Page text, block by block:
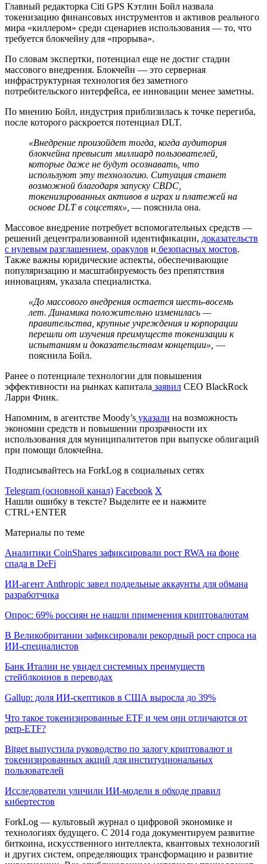
Главный редакторка Citi GPS Кэтлин Бойл назвала
токенизацию финансовых инструментов и активов реального
мира «киллером» среди сценариев использования — то, что
требуется блокчейну для «прорыва».
По словам экспертки, потенциал еще не достиг стадии
массового внедрения. Блокчейн — это серверная
инфраструктурная технология без заметного
потребительского интерфейса, ее инновации менее заметны.
По мнению Бойл, индустрия приблизилась к точке перегиба,
после которого раскроется потенциал DLT.
«Внедрение произойдет тогда, когда аудитория
блокчейна превысит миллиард пользователей,
которые даже не будут осознавать, что
используют эту технологию. Ситуация станет
возможной благодаря запуску CBDC,
токенизированных активов в играх и платежей на
основе DLT в соцсетях», — пояснила она.
Массовое внедрение потребует вспомогательных средств —
решений децентрализованной идентификации, доказательств
с нулевым разглашением, оракулов и безопасных мостов.
Также важны юридические аспекты, обеспечивающие
популяризацию и масштабируемость без препятствия
инновациям, указала специалистка.
«До массового внедрения остается шесть-восемь
лет. Динамика положительно изменилась —
правительства, крупные учреждения и корпорации
перешли от изучения преимуществ токенизации к
испытаниям и доказательствам концепции», —
пояснила Бойл.
Ранее о потенциале технологии для повышения
эффективности на рынках капитала заявил CEO BlackRock
Ларри Финк.
Напомним, в агентстве Moody’s указали на возможность
экономии средств и повышении прозрачности их
использования для муниципалитетов при выпуске облигаций
при помощи блокчейна.
Подписывайтесь на ForkLog в социальных сетях
Telegram (основной канал) Facebook X
Нашли ошибку в тексте? Выделите ее и нажмите
CTRL+ENTER
Материалы по теме
Аналитики CoinShares зафиксировали рост RWA на фоне
спада в DeFi
ИИ-агент Anthropic завел поддельные аккаунты для обмана
разработчика
Опрос: 69% россиян не нашли применения криптовалютам
В Великобритании зафиксировали рекордный рост спроса на
ИИ-специалистов
Банк Италии не увидел системных преимуществ
стейблкоинов в переводах
Gallup: доля ИИ-скептиков в США выросла до 39%
Что такое токенизированные ETF и чем они отличаются от
perp-ETF?
Bitget выпустила руководство по залогу криптовалют и
токенизированных акций для институциональных
пользователей
Исследователи уличили ИИ-модели в обходе правил
кибертестов
ForkLog — культовый журнал о цифровой экономике и
технологиях будущего. С 2014 года документируем развитие
биткоина, искусственного интеллекта, квантовых технологий
и других систем, определяющих трансформацию и развитие